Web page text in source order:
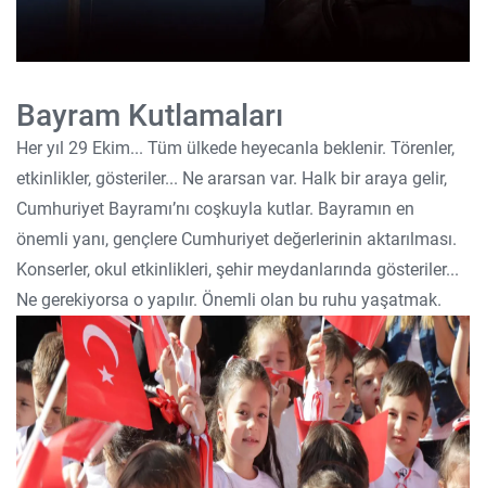
Bayram Kutlamaları
Her yıl 29 Ekim... Tüm ülkede heyecanla beklenir. Törenler,
etkinlikler, gösteriler... Ne ararsan var. Halk bir araya gelir,
Cumhuriyet Bayramı’nı coşkuyla kutlar. Bayramın en
önemli yanı, gençlere Cumhuriyet değerlerinin aktarılması.
Konserler, okul etkinlikleri, şehir meydanlarında gösteriler...
Ne gerekiyorsa o yapılır. Önemli olan bu ruhu yaşatmak.